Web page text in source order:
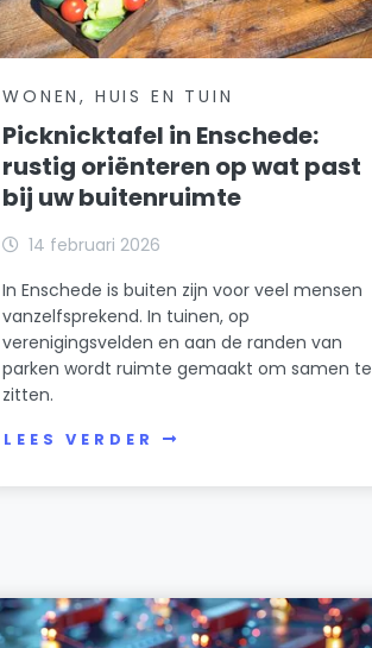
WONEN, HUIS EN TUIN
Picknicktafel in Enschede:
rustig oriënteren op wat past
bij uw buitenruimte
14 februari 2026
In Enschede is buiten zijn voor veel mensen
vanzelfsprekend. In tuinen, op
verenigingsvelden en aan de randen van
parken wordt ruimte gemaakt om samen te
zitten.
LEES VERDER